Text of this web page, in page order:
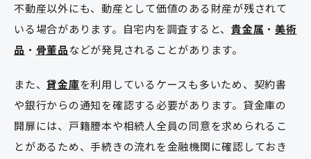
不動産以外にも、動産として価値のある財産が残されて
いる場合があります。自宅内を調査すると、 貴金属 ・ 美術
品 ・ 骨董品などが発見されることがあります。
また、貸金庫を利用しているケースも多いため、契約書
や銀行からの通知を確認する必要があります。貸金庫の
開扉には、戸籍謄本や相続人全員の同意を求められるこ
とがあるため、手続きの流れを金融機関に確認しておき